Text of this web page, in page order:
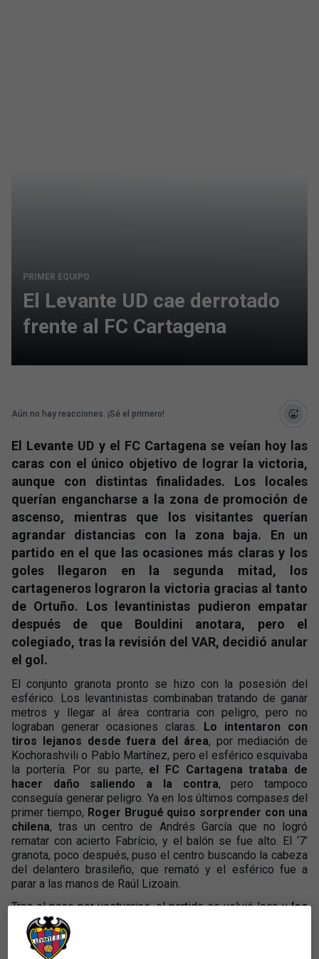
PRIMER EQUIPO
El Levante UD cae derrotado
frente al FC Cartagena
Aún no hay reacciones. ¡Sé el primero!
El Levante UD y el FC Cartagena se veían hoy las
caras con el único objetivo de lograr la victoria,
aunque con distintas finalidades. Los locales
querían engancharse a la zona de promoción de
ascenso, mientras que los visitantes querían
agrandar distancias con la zona baja. En un
partido en el que las ocasiones más claras y los
goles llegaron en la segunda mitad, los
cartageneros lograron la victoria gracias al tanto
de Ortuño. Los levantinistas pudieron empatar
después de que Bouldini anotara, pero el
colegiado, tras la revisión del VAR, decidió anular
el gol.
El conjunto granota pronto se hizo con la posesión del
esférico. Los levantinistas combinaban tratando de ganar
metros y llegar al área contraria con peligro, pero no
lograban generar ocasiones claras. Lo intentaron con
tiros lejanos desde fuera del área, por mediación de
Kochorashvili o Pablo Martínez, pero el esférico esquivaba
la portería. Por su parte, el FC Cartagena trataba de
hacer daño saliendo a la contra, pero tampoco
conseguía generar peligro. Ya en los últimos compases del
primer tiempo, Roger Brugué quiso sorprender con una
chilena, tras un centro de Andrés García que no logró
rematar con acierto Fabrício, y el balón se fue alto. El ‘7’
granota, poco después, puso el centro buscando la cabeza
del delantero brasileño, que remató y el esférico fue a
parar a las manos de Raúl Lizoain.
Tras el paso por vestuarios, el partido se volvió loco ylos
dos equipos comenzaron a llegar con mayor claridad a
la portería rival.
un lanzamiento de Luis Muñoz que obligó a intervenir a